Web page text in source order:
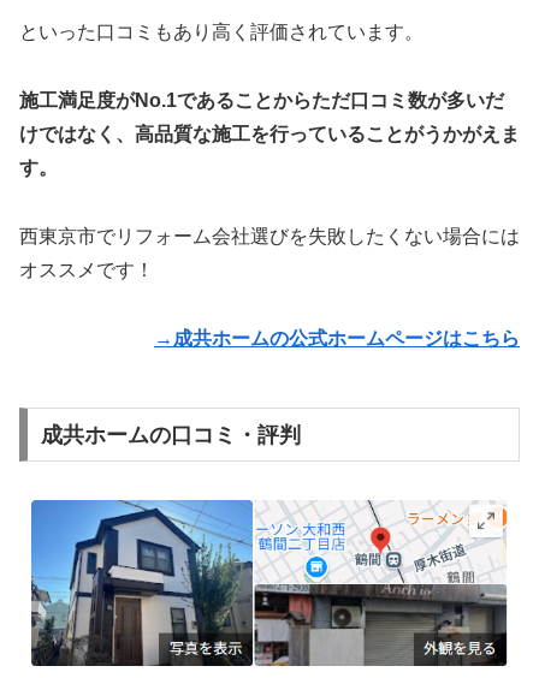
といった口コミもあり高く評価されています。
施工満足度がNo.1であることからただ口コミ数が多いだ
けではなく、高品質な施工を行っていることがうかがえま
す。
西東京市でリフォーム会社選びを失敗したくない場合には
オススメです！
→成共ホームの公式ホームページはこちら
成共ホームの口コミ・評判